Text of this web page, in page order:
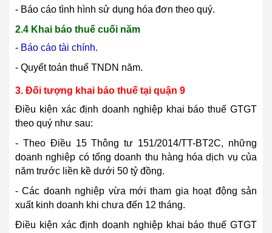
- Báo cáo tình hình sử dụng hóa đơn theo quý.
2.4 Khai báo thuế cuối năm
- Báo cáo tài chính.
- Quyết toán thuế TNDN năm.
3. Đối tượng khai báo thuế tại quận 9
Điều kiện xác định doanh nghiệp khai báo thuế GTGT
theo quý như sau:
- Theo Điều 15 Thông tư 151/2014/TT-BT2C, những
doanh nghiệp có tổng doanh thu hàng hóa dịch vụ của
năm trước liền kề dưới 50 tỷ đồng.
- Các doanh nghiệp vừa mới tham gia hoạt động sản
xuất kinh doanh khi chưa đến 12 tháng.
Điều kiện xác định doanh nghiệp khai báo thuế GTGT